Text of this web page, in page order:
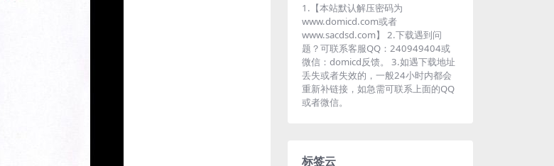
1.【本站默认解压密码为
www.domicd.com或者
www.sacdsd.com】 2.下载遇到问
题？可联系客服QQ：240949404或
微信：domicd反馈。 3.如遇下载地址
丢失或者失效的，一般24小时内都会
重新补链接，如急需可联系上面的QQ
或者微信。
标签云